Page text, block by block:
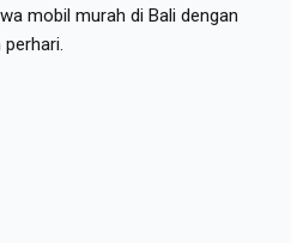
mobil murah di Bali dengan